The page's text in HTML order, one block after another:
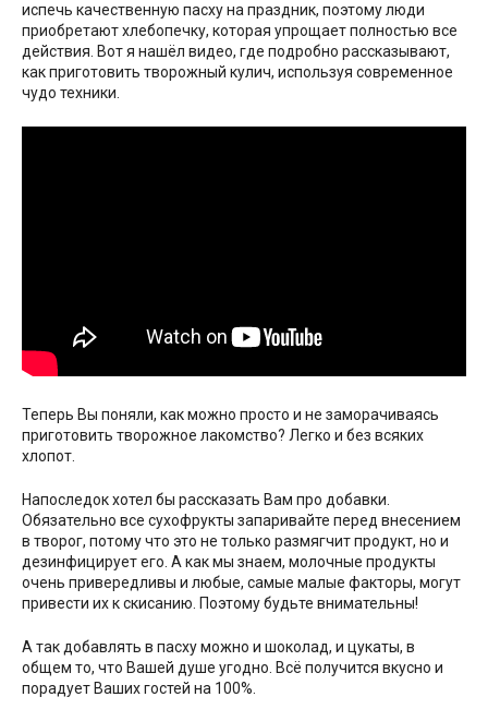
испечь качественную пасху на праздник, поэтому люди
приобретают хлебопечку, которая упрощает полностью все
действия. Вот я нашёл видео, где подробно рассказывают,
как приготовить творожный кулич, используя современное
чудо техники.
Теперь Вы поняли, как можно просто и не заморачиваясь
приготовить творожное лакомство? Легко и без всяких
хлопот.
Напоследок хотел бы рассказать Вам про добавки.
Обязательно все сухофрукты запаривайте перед внесением
в творог, потому что это не только размягчит продукт, но и
дезинфицирует его. А как мы знаем, молочные продукты
очень привередливы и любые, самые малые факторы, могут
привести их к скисанию. Поэтому будьте внимательны!
А так добавлять в пасху можно и шоколад, и цукаты, в
общем то, что Вашей душе угодно. Всё получится вкусно и
порадует Ваших гостей на 100%.